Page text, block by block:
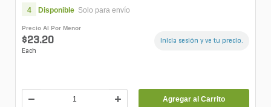
4 Disponible Solo para envío
Precio Al Por Menor
$23.20
Each
Inicia sesión y ve tu precio.
Agregar al Carrito